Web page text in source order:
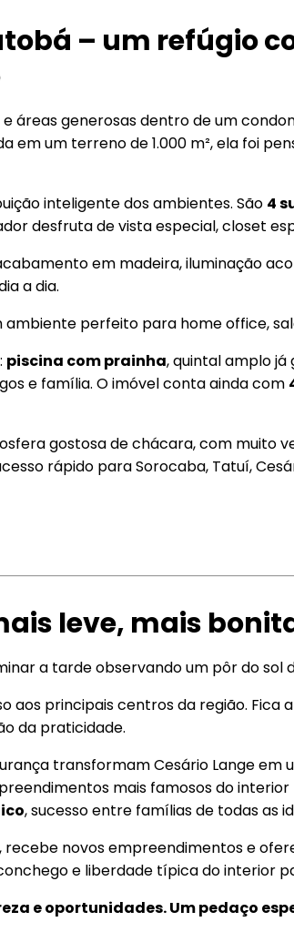
– um refúgio
áreas generosas dentro de um
um terreno de 1.000 m², ela foi
inteligente dos ambientes. São 4
desfruta de vista especial, closet
em madeira, iluminação
a dia.
perfeito para home office,
piscina com prainha, quintal amplo
e família. O imóvel conta ainda com
gostosa de chácara, com muito
rápido para Sorocaba, Tatuí,
leve, mais
a tarde observando um pôr do sol
principais centros da região.
da praticidade.
transformam Cesário Lange
mais famosos do
, sucesso entre famílias de todas as
novos empreendimentos e
e liberdade típica do interior
e oportunidades. Um pedaço